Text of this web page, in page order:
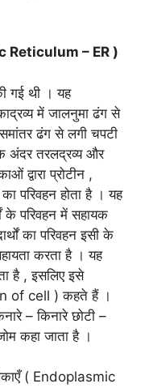
Reticulum – ER )
गई थी । यह
में जालनुमा ढंग से
ढंग से लगी चपटी
अंदर तरलद्रव्य और
द्वारा प्रोटीन ,
परिवहन होता है । यह
के परिवहन में सहायक
का परिवहन इसी के
करता है । यह
है , इसलिए इसे
of cell ) कहते हैं ।
– किनारे छोटी –
कहा जाता है ।
( Endoplasmic